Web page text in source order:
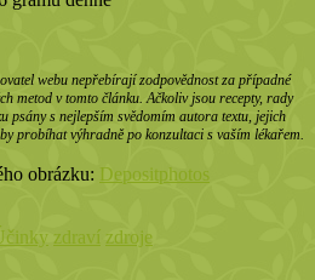
webu nepřebírají zodpovědnost za případné
metod v tomto článku. Ačkoliv jsou recepty, rady
psány s nejlepším svědomím autora textu, jejich
probíhat výhradně po konzultaci s vaším lékařem.
obrázku: Depositphotos
zdraví zdroje